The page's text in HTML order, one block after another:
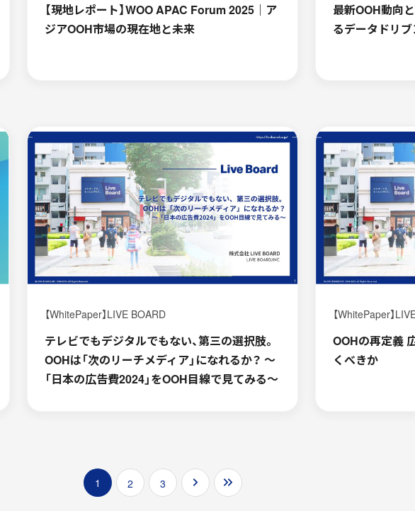
【現地レポート】WOO APAC Forum 2025｜ア
ジアOOH市場の現在地と未来
最新OOH動向
るデータドリ
【WhitePaper】LIVE BOARD
テレビでもデジタルでもない、第三の選択肢。
OOHは「次のリーチメディア」になれるか？ ～
「日本の広告費2024」をOOH目線で見てみる～
【WhitePaper】
OOHの再定義
くべきか
1 2
3
Next
Last